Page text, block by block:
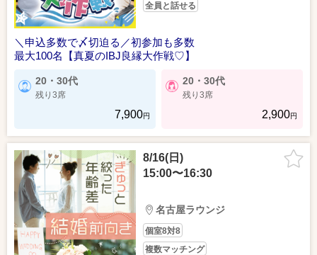
全員と話せる
＼申込多数で〆切迫る／初参加も多数
最大100名【真夏のIBJ良縁大作戦♡】
20・30代
残り3席
7,900円
20・30代
残り3席
2,900円
8/16(日)
15:00〜16:30
名古屋ラウンジ
個室8対8
複数マッチング